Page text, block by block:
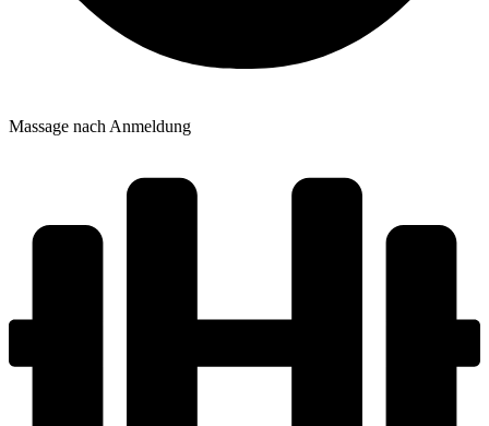
Massage nach Anmeldung